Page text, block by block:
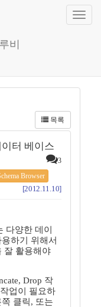
비
목록
이터 베이스
3
Browser
[2012.11.10]
다양한 데이
하기 위해서
잘 활용해야
Drop 작
업이 필요하
클릭, 또는